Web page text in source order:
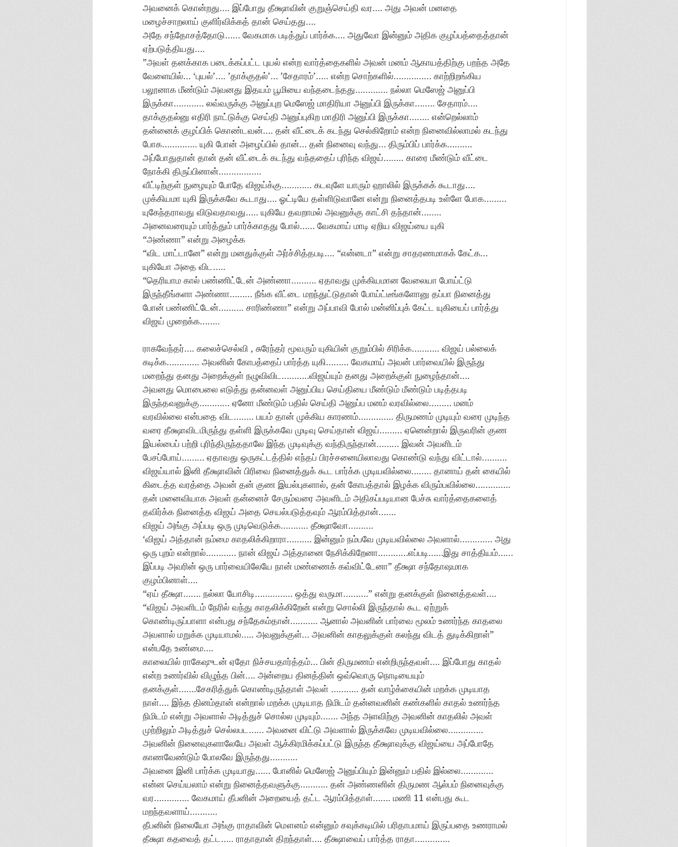
அவனைக் கொன்றது…. இப்போது தீக்ஷாவின் குறுஞ்செய்தி வர…. அது அவன் மனதை
மழைச்சாறலாய் குளிர்விக்கத் தான் செய்தது….
அதே சந்தோசத்தோடு…… வேகமாக படித்துப் பார்க்க…. அதுவோ இன்னும் அதிக குழப்பத்தைத்தான்
ஏற்படுத்தியது….
”அவள் தனக்காக படைக்கப்பட்ட புயல் என்ற வார்த்தைகளில் அவன் மனம் ஆகாயத்திற்கு பறந்த அதே
வேளையில்… ‘புயல்’…. ’தாக்குதல்’… ’சேதாரம்’….. என்ற சொற்களில்…………… காற்றிறங்கிய
பலூனாக மீண்டும் அவனது இதயம் பூமியை வந்தடைந்தது…………. நல்லா மெஸேஜ் அனுப்பி
இருக்கா………… லவ்வருக்கு அனுப்புற மெஸேஜ் மாதிரியா அனுப்பி இருக்கா….…. சேதாரம்….
தாக்குதல்னு எதிரி நாட்டுக்கு செய்தி அனுப்புகிற மாதிரி அனுப்பி இருக்கா…….. என்றெல்லாம்
தன்னைக் குழப்பிக் கொண்டவன்…. தன் வீட்டைக் கடந்து செல்கிறோம் என்ற நினைவில்லாமல் கடந்து
போக………….. யுகி போன் அழைப்பில் தான்… தன் நினைவு வந்து… திரும்பிப் பார்க்க……….
அப்போதுதான் தான் தன் வீட்டைக் கடந்து வந்ததைப் புரிந்த விஜய்…….. காரை மீண்டும் வீட்டை
நோக்கி திருப்பினான்……………..
வீட்டிற்குள் நுழையும் போதே விஜய்க்கு………… கடவுளே யாரும் ஹாலில் இருக்கக் கூடாது….
முக்கியமா யுகி இருக்கவே கூடாது…. ஓட்டியே தள்ளிடுவானே என்று நினைத்தபடி உள்ளே போக………
யுகேந்தராவது விடுவதாவது….. யுகியே தவறாமல் அவனுக்கு காட்சி தந்தான்……..
அனைவரையும் பார்த்தும் பார்க்காதது போல்…… வேகமாய் மாடி ஏறிய விஜய்யை யுகி
“அண்ணா” என்று அழைக்க
“விட மாட்டானே” என்று மனதுக்குள் அர்ச்சித்தபடி…. “என்னடா” என்று சாதரணமாகக் கேட்க…
யுகியோ அதை விட…..
“தெரியாம கால் பண்ணிட்டேன் அண்ணா………. ஏதாவது முக்கியமான வேலையா போய்ட்டு
இருந்தீங்களா அண்ணா……… நீங்க வீட்டை மறந்துட்டுதான் போய்ட்டீங்களோனு தப்பா நினைத்து
போன் பண்ணிட்டேன்………. சாரிண்ணா” என்று அப்பாவி போல் மன்னிப்புக் கேட்ட யுகியைப் பார்த்து
விஜய் முறைக்க……..
ராகவேந்தர்…. கலைச்செல்வி , சுரேந்தர் மூவரும் யுகியின் குறும்பில் சிரிக்க……….. விஜய் பல்லைக்
கடிக்க…………. அவனின் கோபத்தைப் பார்த்த யுகி……… வேகமாய் அவன் பார்வையில் இருந்து
மறைந்து தனது அறைக்குள் நழுவிவிட………..விஜய்யும் தனது அறைக்குள் நுழைந்தான்….
அவனது மொபைலை எடுத்து தன்னவள் அனுப்பிய செய்தியை மீண்டும் மீண்டும் படித்தபடி
இருந்தவனுக்கு………… ஏனோ மீண்டும் பதில் செய்தி அனுப்ப மனம் வரவில்லை……… மனம்
வரவில்லை என்பதை விட…….. பயம் தான் முக்கிய காரணம்………….. திருமணம் முடியும் வரை முடிந்த
வரை தீக்ஷாவிடமிருந்து தள்ளி இருக்கவே முடிவு செய்தான் விஜய்……… ஏனென்றால் இருவரின் குண
இயல்பைப் பற்றி புரிந்திருந்ததாலே இந்த முடிவுக்கு வந்திருந்தான்……… இவன் அவளிடம்
பேசப்போய்……… ஏதாவது ஒருகட்டத்தில் எந்தப் பிரச்சனையிலாவது கொண்டு வந்து விட்டால்……….
விஜய்யால் இனி தீக்ஷாவின் பிரிவை நினைத்துக் கூட பார்க்க முடியவில்லை…….. தானாய் தன் கையில்
கிடைத்த வரத்தை அவன் தன் குண இயல்புகளால், தன் கோபத்தால் இழக்க விரும்பவில்லை…………..
தன் மனைவியாக அவள் தன்னைச் சேரும்வரை அவளிடம் அதிகப்படியான பேச்சு வார்த்தைகளைத்
தவிர்க்க நினைத்த விஜய் அதை செயல்படுத்தவும் ஆரம்பித்தான்…….
விஜய் அங்கு அப்படி ஒரு முடிவெடுக்க……….. தீக்ஷாவோ……….
‘விஜய் அத்தான் நம்மை காதலிக்கிறாரா………. இன்னும் நம்பவே முடியவில்லை அவளால்…………. அது
ஒரு புறம் என்றால்………… நான் விஜய் அத்தானை நேசிக்கிறேனா…………எப்படி……இது சாத்தியம்……
இப்படி அவரின் ஒரு பார்வையிலேயே நான் மண்ணைக் கவ்விட்டேனா” தீக்ஷா சந்தோஷமாக
குழம்பினாள்….
“ஏய் தீக்ஷா……. நல்லா யோசிடி…………… ஒத்து வருமா……….” என்று தனக்குள் நினைத்தவள்….
“விஜய் அவளிடம் நேரில் வந்து காதலிக்கிறேன் என்று சொல்லி இருந்தால் கூட ஏற்றுக்
கொண்டிருப்பாளா என்பது சந்தேகம்தான்……….. ஆனால் அவனின் பார்வை மூலம் உணர்ந்த காதலை
அவளால் மறுக்க முடியாமல்….. அவனுக்குள்… அவனின் காதலுக்குள் கலந்து விடத் துடிக்கிறாள்”
என்பதே உண்மை….
காலையில் ராகேஷுடன் ஏதோ நிச்சயதார்த்தம்… பின் திருமணம் என்றிருந்தவள்…. இப்போது காதல்
என்ற உணர்வில் விழுந்த பின்…. அன்றைய தினத்தின் ஒவ்வொரு நொடியையும்
தனக்குள்…….சேகரித்துக் கொண்டிருந்தாள் அவள் ……….. தன் வாழ்க்கையின் மறக்க முடியாத
நாள்…. இந்த தினம்தான் என்றால் மறக்க முடியாத நிமிடம் தன்னவனின் கண்களில் காதல் உணர்ந்த
நிமிடம் என்று அவளால் அடித்துச் சொல்ல முடியும்……. அந்த அளவிற்கு அவனின் காதலில் அவள்
முற்றிலும் அடித்துச் செல்லபட…… அவனை விட்டு அவளால் இருக்கவே முடியவில்லை…………..
அவனின் நினைவுகளாலேயே அவள் ஆக்கிரமிக்கப்பட்டு இருந்த தீக்ஷாவுக்கு விஜய்யை அப்போதே
காணவேண்டும் போலவே இருந்தது………..
அவனை இனி பார்க்க முடியாது…… போனில் மெஸேஜ் அனுப்பியும் இன்னும் பதில் இல்லை………….
என்ன செய்யலாம் என்று நினைத்தவளுக்கு……….. தன் அண்ணனின் திருமண ஆல்பம் நினைவுக்கு
வர………….. வேகமாய் தீபனின் அறையைத் தட்ட ஆரம்பித்தாள்……. மணி 11 என்பது கூட
மறந்தவளாய்………..
தீபனின் நிலையோ அங்கு ராதாவின் மௌனம் என்னும் சவுக்கடியில் பரிதாபமாய் இருப்பதை உணராமல்
தீக்ஷா கதவைத் தட்ட….. ராதாதான் திறந்தாள்…. தீக்ஷாவைப் பார்த்த ராதா…………..